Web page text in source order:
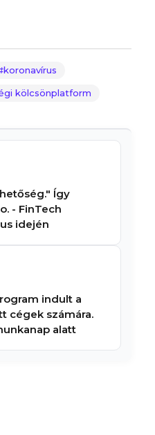
koronavírus
kölcsönplatform
Így
- FinTech
idején
indult a
cégek számára.
alatt